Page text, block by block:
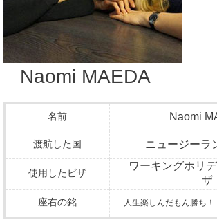
Naomi MAEDA
名前 Naomi
渡航した国 ニュージーラ
使用したビザ
ワーキングホリ
ザ
座右の銘 人生楽しんだもん勝ち！